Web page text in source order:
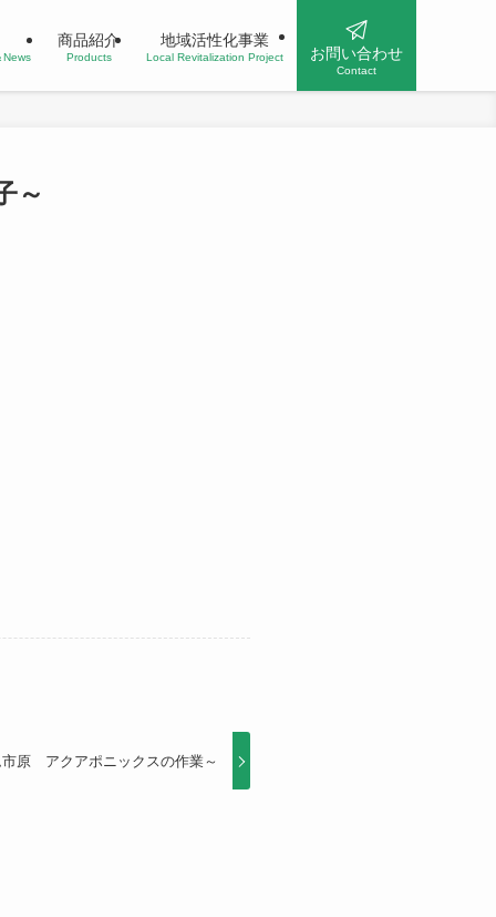
News
商品紹介
Products
地域活性化事業
Local Revitalization Project お問い合わせ
Contact
～
原 アクアポニックスの作業～